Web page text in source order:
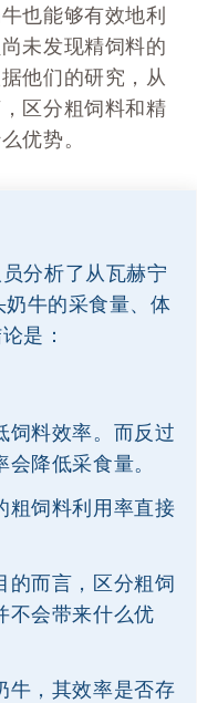
也能够有效地利
未发现精饲料的
他们的研究，从
区分粗饲料和精
优势。
分析了从瓦赫宁
牛的采食量、体
是：
饲料效率。而反过
降低采食量。
粗饲料利用率直接
的而言，区分粗饲
不会带来什么优
牛，其效率是否存